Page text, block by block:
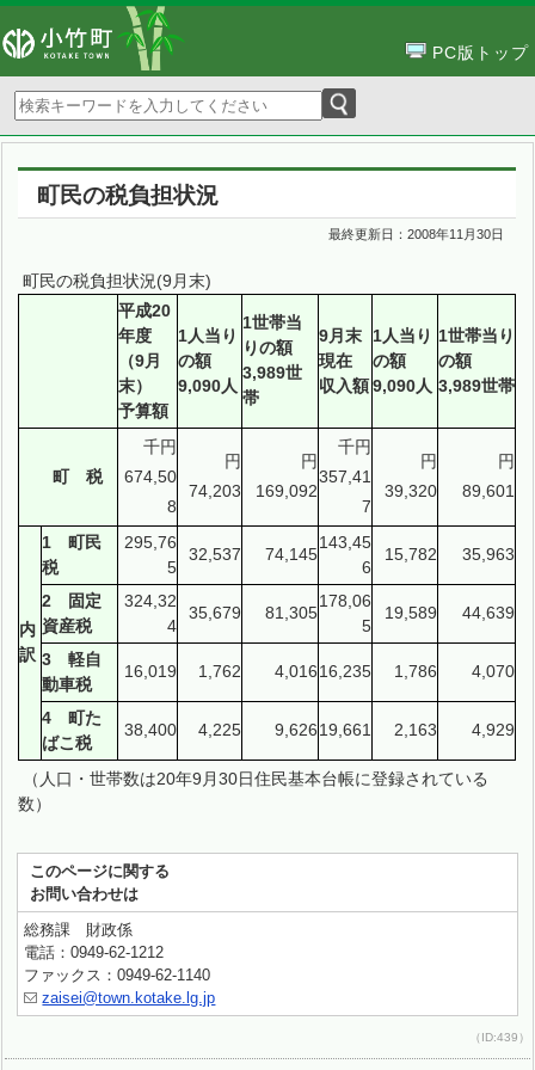
PC版トップ
町民の税負担状況
最終更新日：2008年11月30日
町民の税負担状況(9月末)
平成20
年度
（9月
末）
予算額
1人当り
の額
9,090人
1世帯当
りの額
3,989世
帯
9月末
現在
収入額
1人当り
の額
9,090人
1世帯当り
の額
3,989世帯
町 税
千円
674,50
8
円
74,203
円
169,092
千円
357,41
7
円
39,320
円
89,601
内
訳
1 町民
税
295,76
5
32,537 74,145
143,45
6
15,782 35,963
2 固定
資産税
324,32
4
35,679 81,305
178,06
5
19,589 44,639
3 軽自
動車税
16,019 1,762 4,01616,235 1,786 4,070
4 町た
ばこ税
38,400 4,225 9,62619,661 2,163 4,929
（人口・世帯数は20年9月30日住民基本台帳に登録されている
数）
このページに関する
お問い合わせは
総務課 財政係
電話：0949-62-1212
ファックス：0949-62-1140
zaisei@town.kotake.lg.jp
（ID:439）